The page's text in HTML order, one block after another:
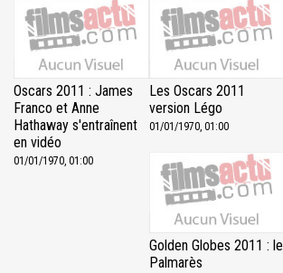
Oscars 2011 : James
Franco et Anne
Hathaway s'entraînent
en vidéo
01/01/1970, 01:00
Les Oscars 2011
version Légo
01/01/1970, 01:00
Golden Globes 2011 : le
Palmarès